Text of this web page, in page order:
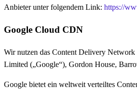
Anbieter unter folgendem Link: https://
Google Cloud CDN
Wir nutzen das Content Delivery
Limited („Google“), Gordon House,
Google bietet ein weltweit verteiltes